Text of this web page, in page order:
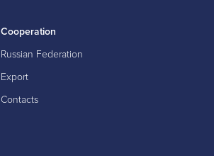
Cooperation
Russian Federation
Export
Contacts